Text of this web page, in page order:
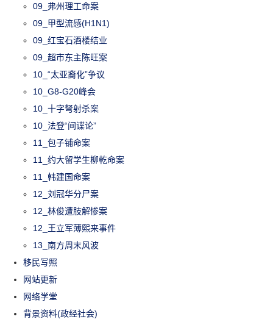
09_弗州理工命案
09_甲型流感(H1N1)
09_红宝石酒楼结业
09_超市东主陈旺案
10_“太亚裔化”争议
10_G8-G20峰会
10_十字弩射杀案
10_法登“间谍论”
11_包子铺命案
11_约大留学生柳乾命案
11_韩建国命案
12_刘冠华分尸案
12_林俊遭肢解惨案
12_王立军薄熙来事件
13_南方周末风波
移民写照
网站更新
网络学堂
背景资料(政经社会)